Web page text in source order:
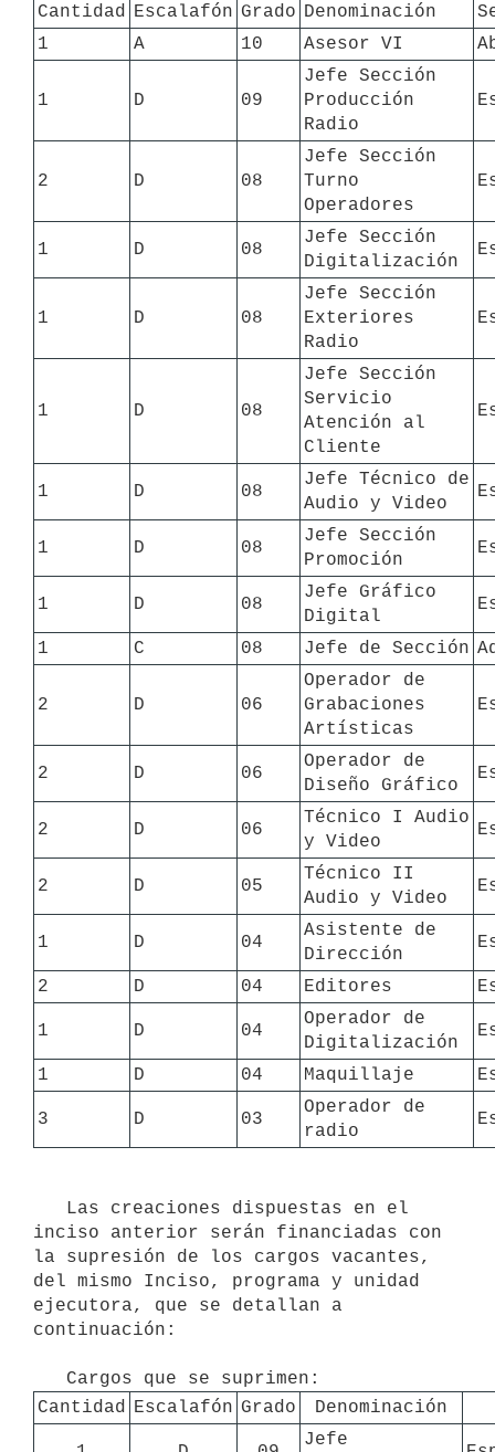
Cantidad
Escalafón Grado Denominación
1
A 10 Asesor VI
1 D 09
Jefe Sección
Producción
Radio
2 D 08
Jefe Sección
Turno
Operadores
1 D 08
Jefe Sección
Digitalización
1 D 08
Jefe Sección
Exteriores
Radio
1 D 08
Jefe Sección
Servicio
Atención al
Cliente
1 D 08
Jefe Técnico de
Audio y Video
1 D 08
Jefe Sección
Promoción
1 D 08
Jefe Gráfico
Digital
1 C 08 Jefe de Sección
2 D 06
Operador de
Grabaciones
Artísticas
2 D 06
Operador de
Diseño Gráfico
2 D 06
Técnico I Audio
y Video
2 D 05
Técnico II
Audio y Video
1 D 04
Asistente de
Dirección
2 D 04 Editores
1 D 04
Operador de
Digitalización
1 D 04 Maquillaje
3 D 03
Operador de
radio
inciso anterior serán financiadas con
la supresión de los cargos vacantes,
del mismo Inciso, programa y unidad
ejecutora, que se detallan a
continuación:
Cantidad
Escalafón Grado Denominación
Jefe